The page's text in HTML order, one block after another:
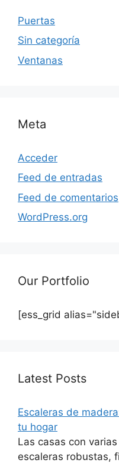
Puertas
Sin categoría
Ventanas
Meta
Acceder
Feed de entradas
Feed de comentarios
WordPress.org
Our Portfolio
[ess_grid
Latest Posts
Escaleras de
tu hogar
Las casas con
escaleras robustas,